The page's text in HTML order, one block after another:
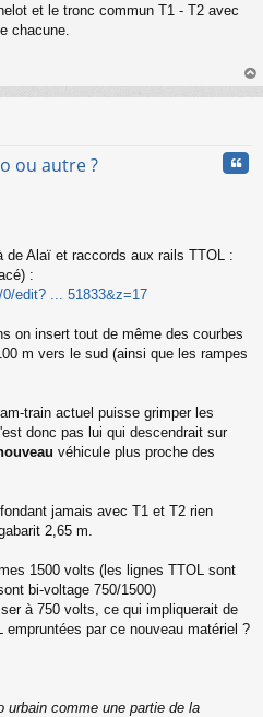
et le tronc commun T1 - T2 avec
chacune.
au
ou autre ?
de Alaï et raccords aux rails TTOL :
:
edit? ... 51833&z=17
on insert tout de même des courbes
m vers le sud (ainsi que les rampes
train actuel puisse grimper les
donc pas lui qui descendrait sur
véhicule plus proche des
jamais avec T1 et T2 rien
2,65 m.
1500 volts (les lignes TTOL sont
bi-voltage 750/1500)
à 750 volts, ce qui impliquerait de
par ce nouveau matériel ?
comme une partie de la